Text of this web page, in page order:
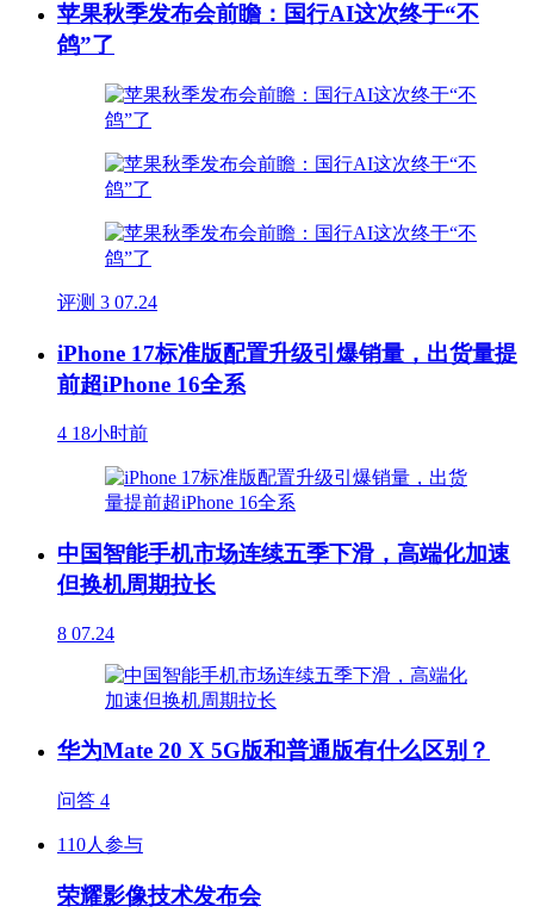
苹果秋季发布会前瞻：国行AI这次终于“不
鸽”了
评测 3 07.24
iPhone 17标准版配置升级引爆销量，出货量提
前超iPhone 16全系
4 18小时前
中国智能手机市场连续五季下滑，高端化加速
但换机周期拉长
8 07.24
华为Mate 20 X 5G版和普通版有什么区别？
问答 4
110人参与
荣耀影像技术发布会